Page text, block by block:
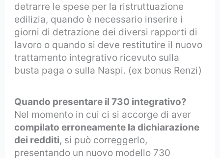
detrarre le spese per la ristruttuazione
edilizia, quando è necessario inserire i
giorni di detrazione dei diversi rapporti di
lavoro o quando si deve restitutire il nuovo
trattamento integrativo ricevuto sulla
busta paga o sulla Naspi. (ex bonus Renzi)
Quando presentare il 730 integrativo?
Nel momento in cui ci si accorge di aver
compilato erroneamente la dichiarazione
dei redditi, si può correggerlo,
presentando un nuovo modello 730